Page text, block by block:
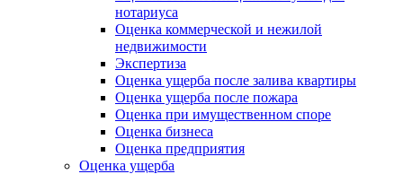
нотариуса
Оценка коммерческой и нежилой
недвижимости
Экспертиза
Оценка ущерба после залива квартиры
Оценка ущерба после пожара
Оценка при имущественном споре
Оценка бизнеса
Оценка предприятия
Оценка ущерба